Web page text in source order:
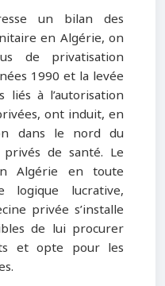
un bilan des
en Algérie, on
de privatisation
1990 et la levée
liés à l’autorisation
ont induit, en
dans le nord du
de santé. Le
Algérie en toute
lucrative,
privée s’installe
de lui procurer
et opte pour les